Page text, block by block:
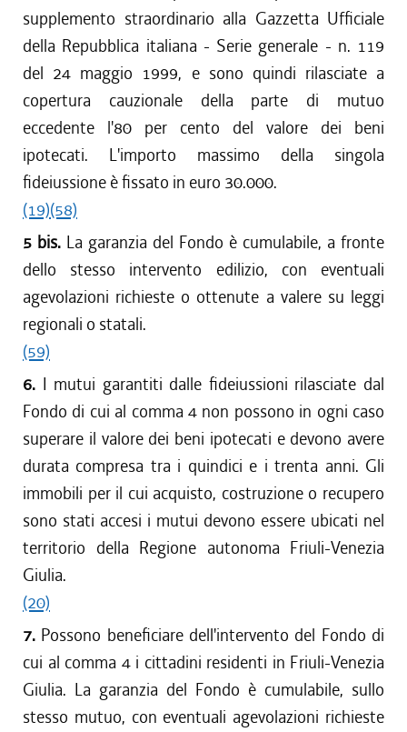
supplemento straordinario alla Gazzetta Ufficiale
della Repubblica italiana - Serie generale - n. 119
del 24 maggio 1999, e sono quindi rilasciate a
copertura cauzionale della parte di mutuo
eccedente l'80 per cento del valore dei beni
ipotecati. L'importo massimo della singola
fideiussione è fissato in euro 30.000.
(19)(58)
5 bis. La garanzia del Fondo è cumulabile, a fronte
dello stesso intervento edilizio, con eventuali
agevolazioni richieste o ottenute a valere su leggi
regionali o statali.
(59)
6. I mutui garantiti dalle fideiussioni rilasciate dal
Fondo di cui al comma 4 non possono in ogni caso
superare il valore dei beni ipotecati e devono avere
durata compresa tra i quindici e i trenta anni. Gli
immobili per il cui acquisto, costruzione o recupero
sono stati accesi i mutui devono essere ubicati nel
territorio della Regione autonoma Friuli-Venezia
Giulia.
(20)
7. Possono beneficiare dell'intervento del Fondo di
cui al comma 4 i cittadini residenti in Friuli-Venezia
Giulia. La garanzia del Fondo è cumulabile, sullo
stesso mutuo, con eventuali agevolazioni richieste